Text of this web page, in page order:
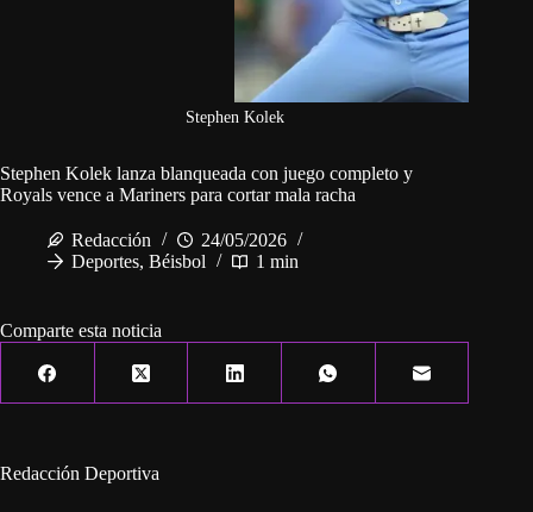
Stephen Kolek
Stephen Kolek lanza blanqueada con juego completo y
Royals vence a Mariners para cortar mala racha
Redacción
24/05/2026
Deportes, Béisbol 1 min
Comparte esta noticia
Redacción Deportiva